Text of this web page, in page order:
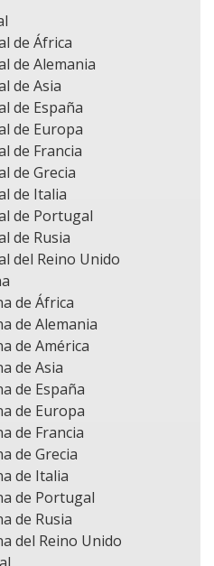
de África
de Alemania
de Asia
de España
de Europa
de Francia
de Grecia
de Italia
de Portugal
de Rusia
del Reino Unido
de África
de Alemania
de América
de Asia
de España
de Europa
de Francia
de Grecia
de Italia
de Portugal
de Rusia
del Reino Unido